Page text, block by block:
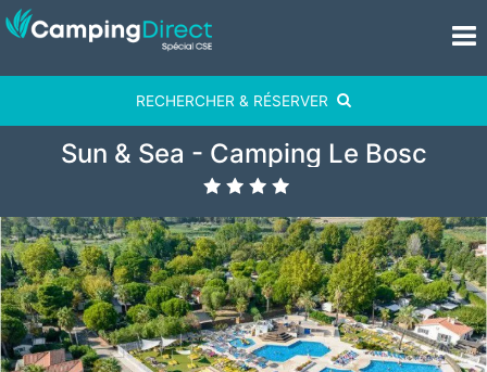
RECHERCHER & RÉSERVER
Sun & Sea - Camping Le Bosc